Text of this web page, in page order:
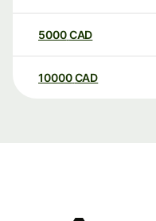
5000CAD
10000 CAD